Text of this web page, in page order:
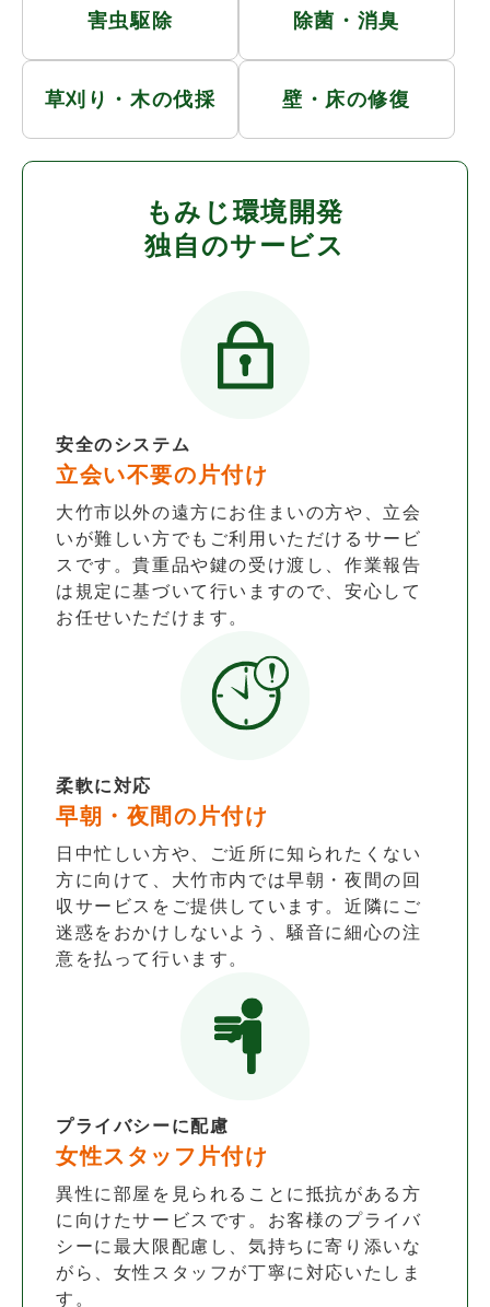
害虫駆除 除菌・消臭
草刈り・木の伐採 壁・床の修復
もみじ環境開発
独自のサービス
安全のシステム
立会い不要の片付け
大竹市以外の遠方にお住まいの方や、立会
いが難しい方でもご利用いただけるサービ
スです。貴重品や鍵の受け渡し、作業報告
は規定に基づいて行いますので、安心して
お任せいただけます。
柔軟に対応
早朝・夜間の片付け
日中忙しい方や、ご近所に知られたくない
方に向けて、大竹市内では早朝・夜間の回
収サービスをご提供しています。近隣にご
迷惑をおかけしないよう、騒音に細心の注
意を払って行います。
プライバシーに配慮
女性スタッフ片付け
異性に部屋を見られることに抵抗がある方
に向けたサービスです。お客様のプライバ
シーに最大限配慮し、気持ちに寄り添いな
がら、女性スタッフが丁寧に対応いたしま
す。